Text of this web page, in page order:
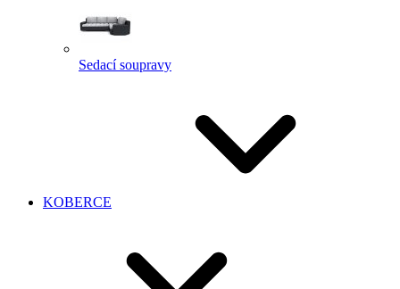
Sedací soupravy
KOBERCE